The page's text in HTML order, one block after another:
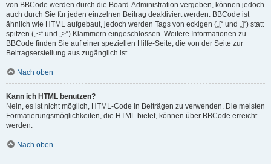
von BBCode werden durch die Board-Administration vergeben, können jedoch
auch durch Sie für jeden einzelnen Beitrag deaktiviert werden. BBCode ist
ähnlich wie HTML aufgebaut, jedoch werden Tags von eckigen („[“ und „]“) statt
spitzen („<“ und „>“) Klammern eingeschlossen. Weitere Informationen zu
BBCode finden Sie auf einer speziellen Hilfe-Seite, die von der Seite zur
Beitragserstellung aus zugänglich ist.
Nach oben
Kann ich HTML benutzen?
Nein, es ist nicht möglich, HTML-Code in Beiträgen zu verwenden. Die meisten
Formatierungsmöglichkeiten, die HTML bietet, können über BBCode erreicht
werden.
Nach oben